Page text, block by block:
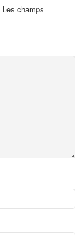
Les champs